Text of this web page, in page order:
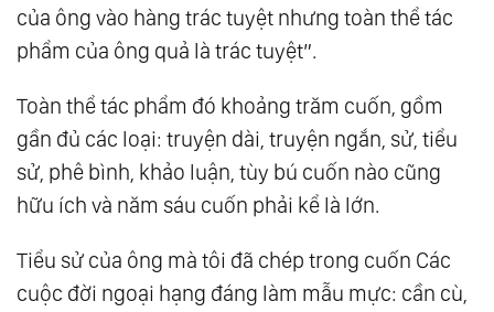
của ông vào hàng trác tuyệt nhưng toàn thể tác
phẩm của ông quả là trác tuyệt”.
Toàn thể tác phẩm đó khoảng trăm cuốn, gồm
gần đủ các loại: truyện dài, truyện ngắn, sử, tiểu
sử, phê bình, khảo luận, tùy bú cuốn nào cũng
hữu ích và năm sáu cuốn phải kể là lớn.
Tiểu sử của ông mà tôi đã chép trong cuốn Các
cuộc đời ngoại hạng đáng làm mẫu mực: cần cù,